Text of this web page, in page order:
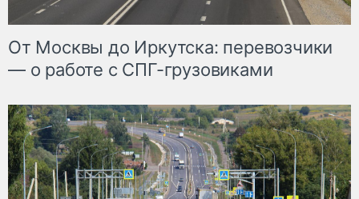
От Москвы до Иркутска: перевозчики
— о работе с СПГ-грузовиками